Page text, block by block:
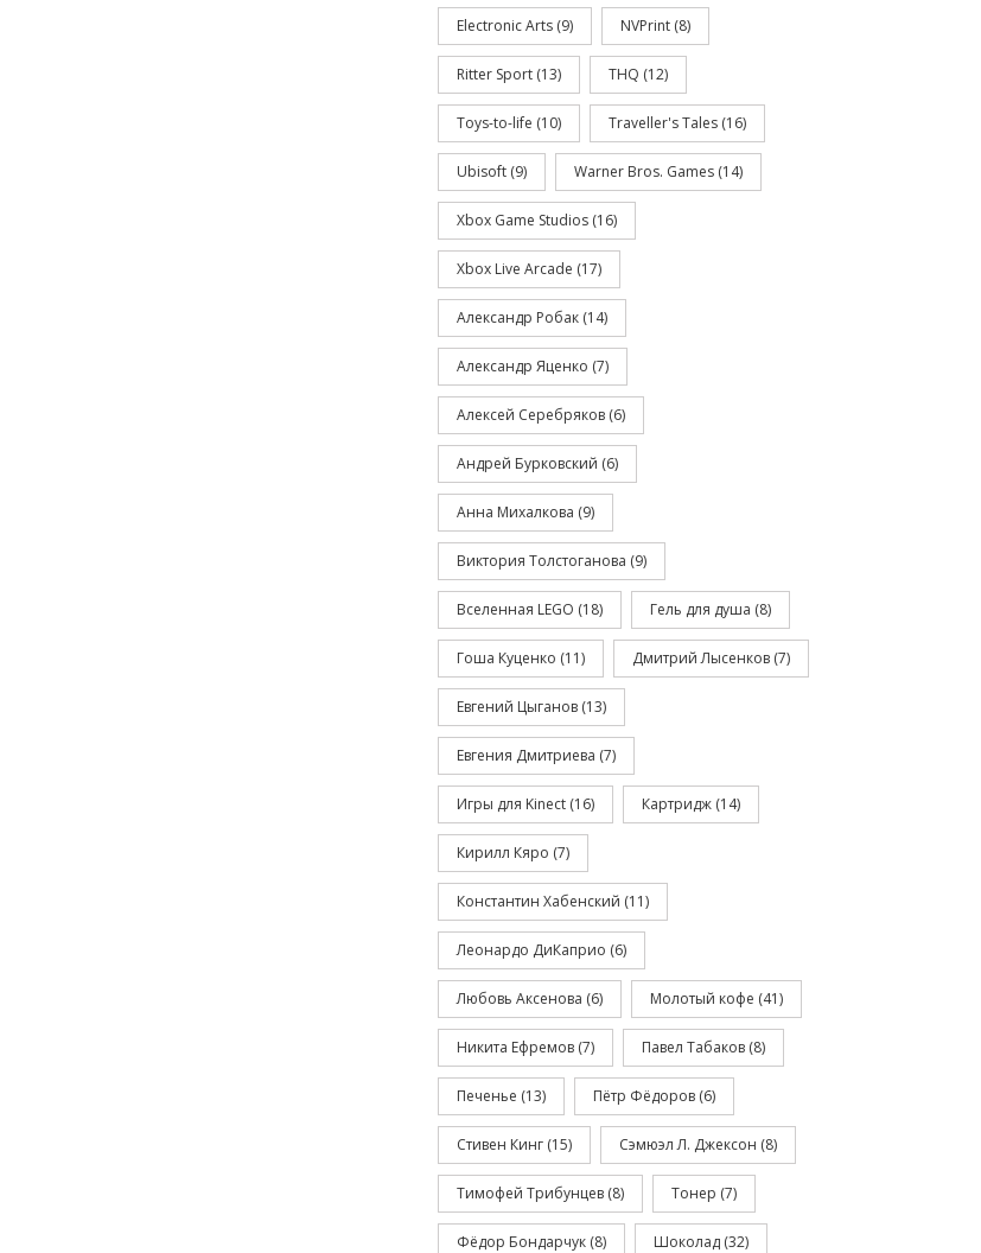
Electronic Arts (9) NVPrint (8)
Ritter Sport (13) THQ (12)
Toys-to-life (10) Traveller's Tales (16)
Ubisoft (9) Warner Bros. Games (14)
Xbox Game Studios (16)
Xbox Live Arcade (17)
Александр Робак (14)
Александр Яценко (7)
Алексей Серебряков (6)
Андрей Бурковский (6)
Анна Михалкова (9)
Виктория Толстоганова (9)
Вселенная LEGO (18) Гель для душа (8)
Гоша Куценко (11) Дмитрий Лысенков (7)
Евгений Цыганов (13)
Евгения Дмитриева (7)
Игры для Kinect (16) Картридж (14)
Кирилл Кяро (7)
Константин Хабенский (11)
Леонардо ДиКаприо (6)
Любовь Аксенова (6) Молотый кофе (41)
Никита Ефремов (7) Павел Табаков (8)
Печенье (13) Пётр Фёдоров (6)
Стивен Кинг (15) Сэмюэл Л. Джексон (8)
Тимофей Трибунцев (8) Тонер (7)
Фёдор Бондарчук (8) Шоколад (32)